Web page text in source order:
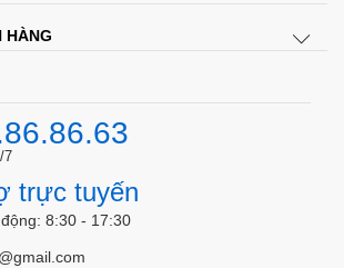
HÀNG
7
trực tuyến
8:30 - 17:30